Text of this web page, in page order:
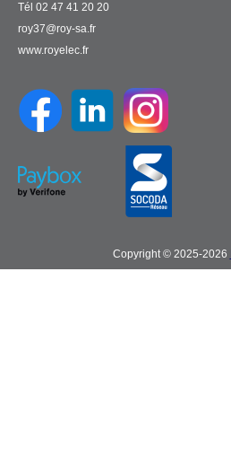
Tél 02 47 41 20 20
roy37@roy-sa.fr
www.royelec.fr
Copyright © 2025-2026